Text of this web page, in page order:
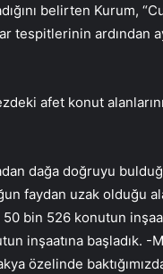
belirten Kurum,
ardından
afet konut
dağa doğruyu
faydan uzak olduğu
bin 526 konutun
inşaatına başladık. -
özelinde